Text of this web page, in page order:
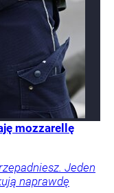
mozzarellę
Jeden
naprawdę